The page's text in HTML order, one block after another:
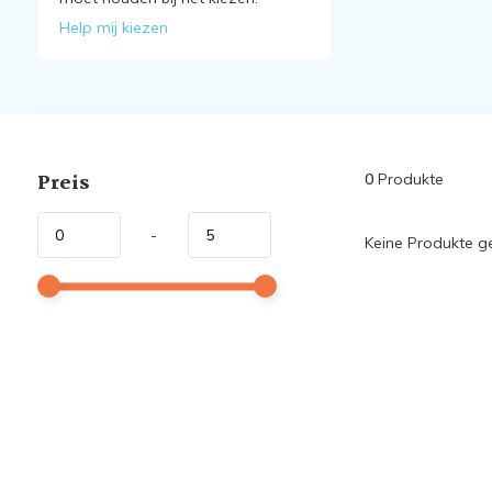
Help mij kiezen
Preis
-
0Produkte
Keine Produkte